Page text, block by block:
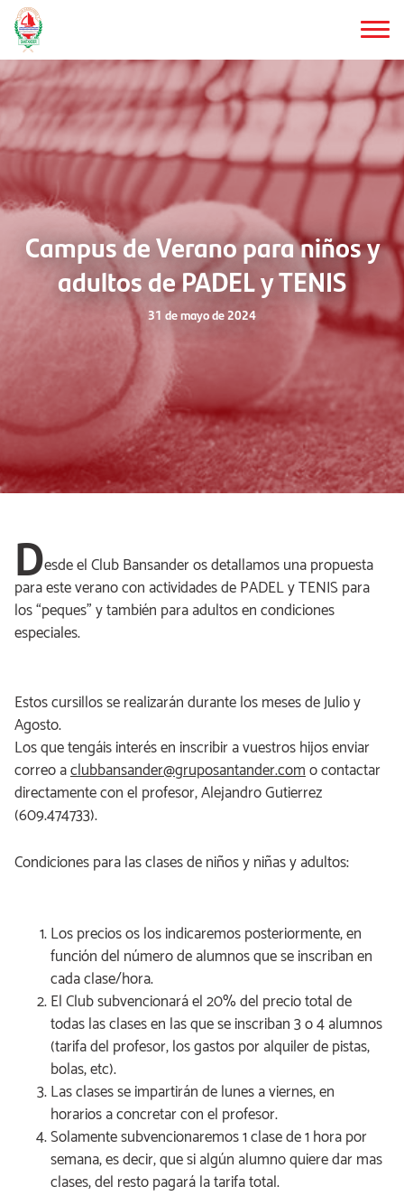
Saltar
al
contenido
principal
Campus de Verano para niños y
adultos de PADEL y TENIS
31 de mayo de 2024
Desde el Club Bansander os detallamos una propuesta
para este verano con actividades de PADEL y TENIS para
los “peques” y también para adultos en condiciones
especiales.
Estos cursillos se realizarán durante los meses de Julio y
Agosto.
Los que tengáis interés en inscribir a vuestros hijos enviar
correo aclubbansander@gruposantander.como contactar
directamente con el profesor, Alejandro Gutierrez
(609.474733).
Condiciones para las clases de niños y niñas y adultos:
Los precios os los indicaremos posteriormente, en
función del número de alumnos que se inscriban en
cada clase/hora.
El Club subvencionará el 20% del precio total de
todas las clases en las que se inscriban 3 o 4 alumnos
(tarifa del profesor, los gastos por alquiler de pistas,
bolas, etc).
Las clases se impartirán de lunes a viernes, en
horarios a concretar con el profesor.
Solamente subvencionaremos 1 clase de 1 hora por
semana, es decir, que si algún alumno quiere dar mas
clases, del resto pagará la tarifa total.